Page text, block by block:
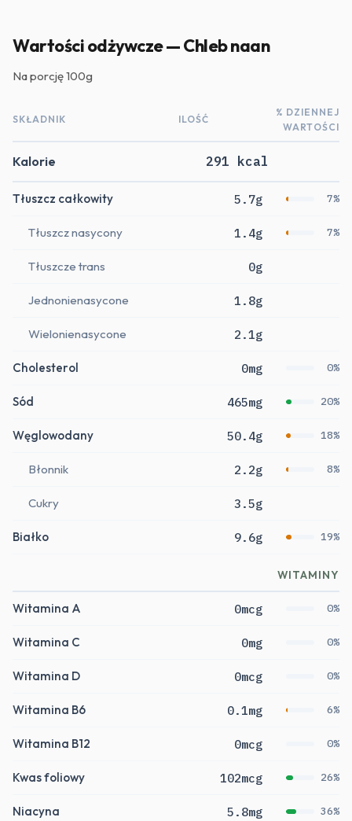
Wartości odżywcze — Chleb naan
Na porcję100g
SKŁADNIK ILOŚĆ
% DZIENNEJ
WARTOŚCI
Kalorie 291 kcal
Tłuszcz całkowity 5.7g 7%
Tłuszcz nasycony 1.4g 7%
Tłuszcze trans 0g
Jednonienasycone 1.8g
Wielonienasycone 2.1g
Cholesterol 0mg 0%
Sód 465mg 20%
Węglowodany 50.4g 18%
Błonnik 2.2g 8%
Cukry 3.5g
Białko 9.6g 19%
WITAMINY
Witamina A 0mcg 0%
Witamina C 0mg 0%
Witamina D 0mcg 0%
Witamina B6 0.1mg 6%
Witamina B12 0mcg 0%
Kwas foliowy 102mcg 26%
Niacyna 5.8mg 36%